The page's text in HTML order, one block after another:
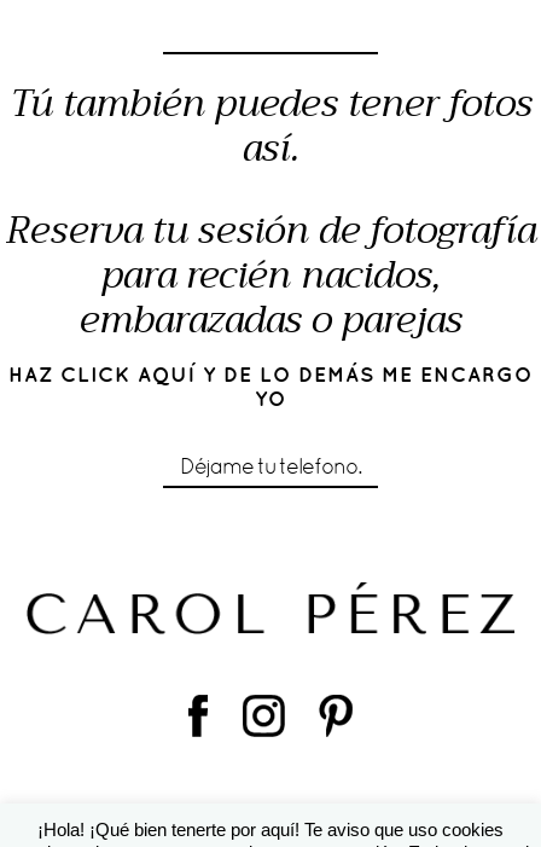
Tú también puedes tener fotos
así.
Reserva tu sesión de fotografía
para recién nacidos,
embarazadas o parejas
HAZ CLICK AQUÍ Y DE LO DEMÁS ME ENCARGO
YO
Déjame tu telefono.
© 2016 Cárol Pérez | Diseño deSusana Torralbo | ProPhoto
¡Hola! ¡Qué bien tenerte por aquí! Te aviso que uso cookies